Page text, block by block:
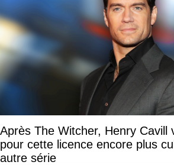
Après The Witcher, Henry Cavill
pour cette licence encore plus
autre série